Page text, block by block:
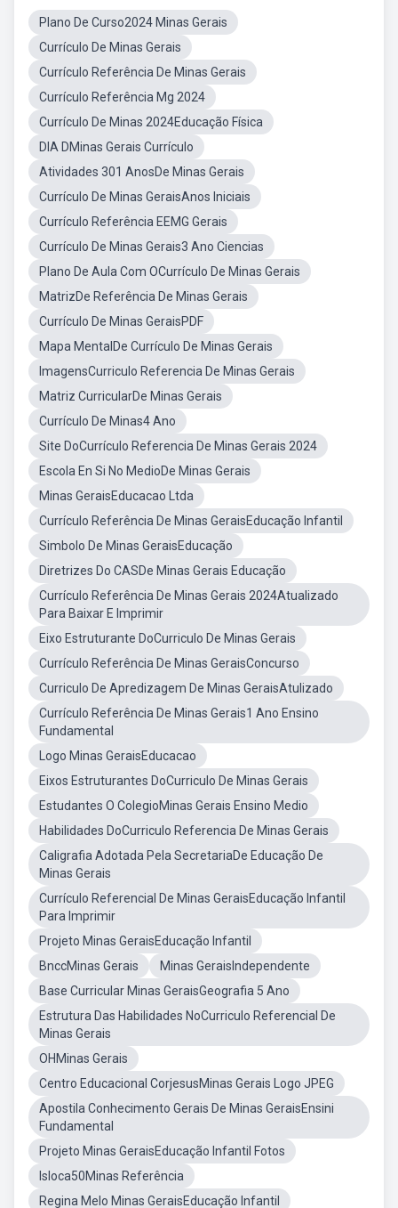
Plano De Curso2024 Minas Gerais
Currículo De Minas Gerais
Currículo Referência De Minas Gerais
Currículo Referência Mg 2024
Currículo De Minas 2024Educação Física
DIA DMinas Gerais Currículo
Atividades 301 AnosDe Minas Gerais
Currículo De Minas GeraisAnos Iniciais
Currículo Referência EEMG Gerais
Currículo De Minas Gerais3 Ano Ciencias
Plano De Aula Com OCurrículo De Minas Gerais
MatrizDe Referência De Minas Gerais
Currículo De Minas GeraisPDF
Mapa MentalDe Currículo De Minas Gerais
ImagensCurriculo Referencia De Minas Gerais
Matriz CurricularDe Minas Gerais
Currículo De Minas4 Ano
Site DoCurrículo Referencia De Minas Gerais 2024
Escola En Si No MedioDe Minas Gerais
Minas GeraisEducacao Ltda
Currículo Referência De Minas GeraisEducação Infantil
Simbolo De Minas GeraisEducação
Diretrizes Do CASDe Minas Gerais Educação
Currículo Referência De Minas Gerais 2024Atualizado
Para Baixar E Imprimir
Eixo Estruturante DoCurriculo De Minas Gerais
Currículo Referência De Minas GeraisConcurso
Curriculo De Apredizagem De Minas GeraisAtulizado
Currículo Referência De Minas Gerais1 Ano Ensino
Fundamental
Logo Minas GeraisEducacao
Eixos Estruturantes DoCurriculo De Minas Gerais
Estudantes O ColegioMinas Gerais Ensino Medio
Habilidades DoCurriculo Referencia De Minas Gerais
Caligrafia Adotada Pela SecretariaDe Educação De
Minas Gerais
Currículo Referencial De Minas GeraisEducação Infantil
Para Imprimir
Projeto Minas GeraisEducação Infantil
BnccMinas Gerais
Minas GeraisIndependente
Base Curricular Minas GeraisGeografia 5 Ano
Estrutura Das Habilidades NoCurriculo Referencial De
Minas Gerais
OHMinas Gerais
Centro Educacional CorjesusMinas Gerais Logo JPEG
Apostila Conhecimento Gerais De Minas GeraisEnsini
Fundamental
Projeto Minas GeraisEducação Infantil Fotos
Isloca50Minas Referência
Regina Melo Minas GeraisEducação Infantil